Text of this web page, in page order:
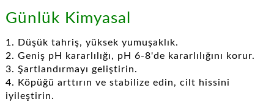
Günlük Kimyasal
1. Düşük tahriş, yüksek yumuşaklık.
2. Geniş pH kararlılığı, pH 6-8'de kararlılığını korur.
3. Şartlandırmayı geliştirin.
4. Köpüğü arttırın ve stabilize edin, cilt hissini
iyileştirin.